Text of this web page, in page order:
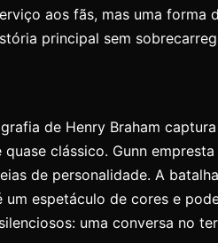
aos fãs, mas uma forma
principal sem
de Henry Braham
clássico. Gunn
de personalidade. A
espetáculo de cores e
uma conversa no